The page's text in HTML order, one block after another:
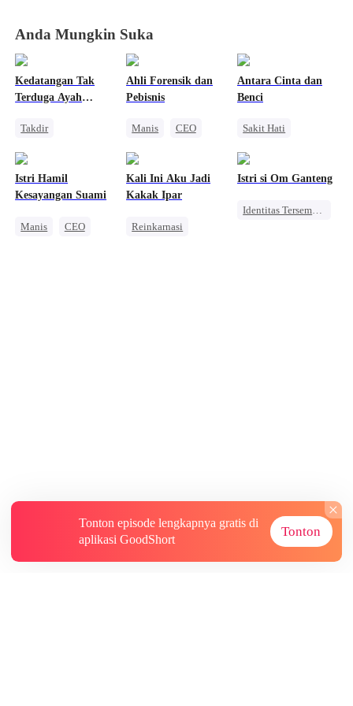
Anda Mungkin Suka
Kedatangan Tak
Terduga Ayah
Takdir
Cinta Satu Malam
Ahli Forensik dan
Pebisnis
Manis
CEO
Antara Cinta dan
Benci
Sakit Hati
Cinta Segitiga
Istri Hamil
Kesayangan Suami
Manis
CEO
Kali Ini Aku Jadi
Kakak Ipar
Reinkarnasi
Istri si Om Ganteng
Identitas Tersembunyi
Tonton episode lengkapnya gratis di
aplikasi GoodShort
Tonton